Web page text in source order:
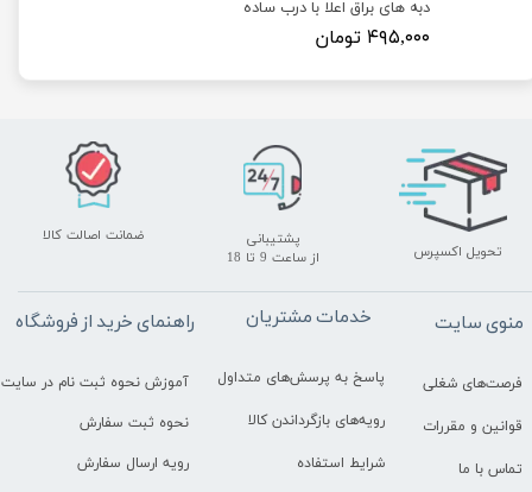
دبه های براق اعلا با درب ساده
۴۹۵,۰۰۰ تومان
تحویل اکسپرس
پشتیبانی
​​​​​​​از ساعت 9 تا 18
ضمانت اصالت کالا
راهنمای خرید از فروشگاه
آموزش نحوه ثبت نام در سایت
نحوه ثبت سفارش
رویه ارسال سفارش
خدمات مشتریان
پاسخ به پرسش‌های متداول
رویه‌های بازگرداندن کالا
شرایط استفاده
منوی سایت
فرصت‌های شغلی
قوانین و مقررات
تماس با ما